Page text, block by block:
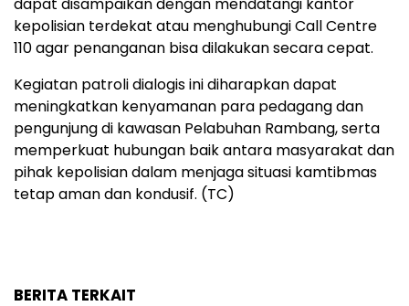
dapat disampaikan dengan mendatangi kantor
kepolisian terdekat atau menghubungi Call Centre
110 agar penanganan bisa dilakukan secara cepat.
Kegiatan patroli dialogis ini diharapkan dapat
meningkatkan kenyamanan para pedagang dan
pengunjung di kawasan Pelabuhan Rambang, serta
memperkuat hubungan baik antara masyarakat dan
pihak kepolisian dalam menjaga situasi kamtibmas
tetap aman dan kondusif. (TC)
BERITA TERKAIT